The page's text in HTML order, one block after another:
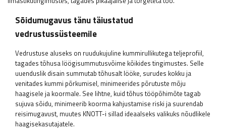
Sõidumugavus tänu täiustatud
vedrustussüsteemile
Vedrustuse aluseks on ruudukujuline kummirullikutega teljeprofiil,
tagades tõhusa löögisummutusvõime kõikides tingimustes. Selle
uuenduslik disain summutab tõhusalt lööke, surudes kokku ja
venitades kummi põrkumisel, minimeerides põrutuste mõju
haagisele ja koormale. See lihtne, kuid tõhus tööpõhimõte tagab
sujuva sõidu, minimeerib koorma kahjustamise riski ja suurendab
reisimugavust, muutes KNOTT-i sillad ideaalseks valikuks nõudlikele
haagisekasutajatele.